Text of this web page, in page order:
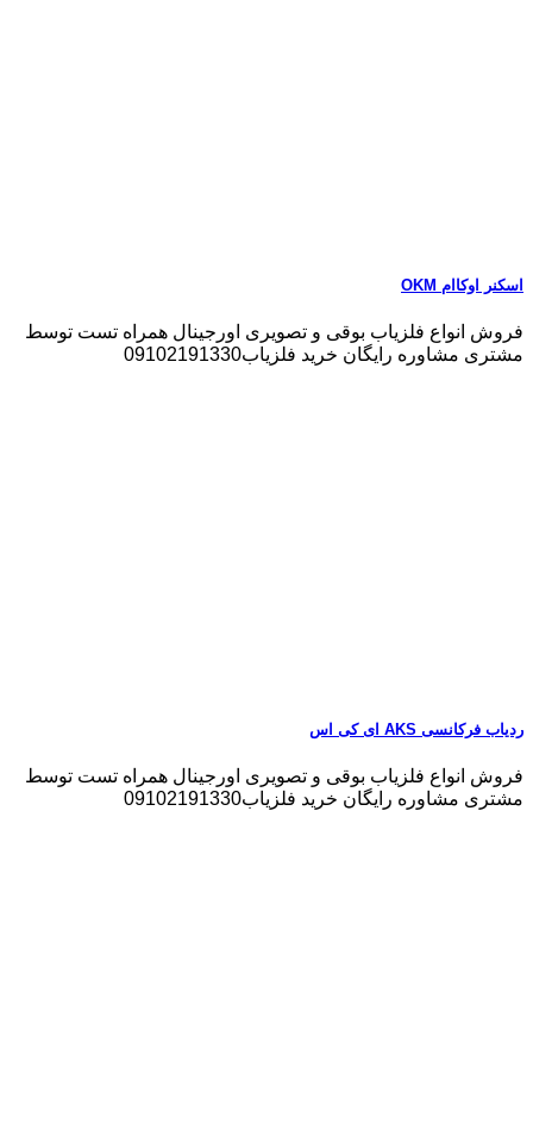
اسکنر اوکاام OKM
فروش انواع فلزیاب بوقی و تصویری اورجینال همراه تست توسط
مشتری مشاوره رایگان خرید فلزیاب09102191330
ردیاب فرکانسی AKS ای کی اس
فروش انواع فلزیاب بوقی و تصویری اورجینال همراه تست توسط
مشتری مشاوره رایگان خرید فلزیاب09102191330